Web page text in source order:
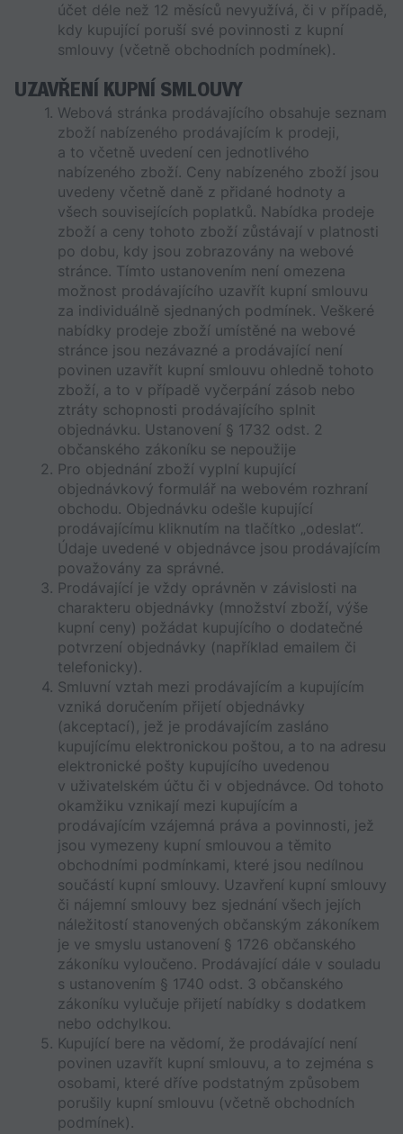
účet déle než 12 měsíců nevyužívá, či v případě,
kdy kupující poruší své povinnosti z kupní
smlouvy (včetně obchodních podmínek).
UZAVŘENÍ KUPNÍ SMLOUVY
Webová stránka prodávajícího obsahuje seznam
zboží nabízeného prodávajícím k prodeji,
a to včetně uvedení cen jednotlivého
nabízeného zboží. Ceny nabízeného zboží jsou
uvedeny včetně daně z přidané hodnoty a
všech souvisejících poplatků. Nabídka prodeje
zboží a ceny tohoto zboží zůstávají v platnosti
po dobu, kdy jsou zobrazovány na webové
stránce. Tímto ustanovením není omezena
možnost prodávajícího uzavřít kupní smlouvu
za individuálně sjednaných podmínek. Veškeré
nabídky prodeje zboží umístěné na webové
stránce jsou nezávazné a prodávající není
povinen uzavřít kupní smlouvu ohledně tohoto
zboží, a to v případě vyčerpání zásob nebo
ztráty schopnosti prodávajícího splnit
objednávku. Ustanovení § 1732 odst. 2
občanského zákoníku se nepoužije
Pro objednání zboží vyplní kupující
objednávkový formulář na webovém rozhraní
obchodu. Objednávku odešle kupující
prodávajícímu kliknutím na tlačítko „odeslat“.
Údaje uvedené v objednávce jsou prodávajícím
považovány za správné.
Prodávající je vždy oprávněn v závislosti na
charakteru objednávky (množství zboží, výše
kupní ceny) požádat kupujícího o dodatečné
potvrzení objednávky (například emailem či
telefonicky).
Smluvní vztah mezi prodávajícím a kupujícím
vzniká doručením přijetí objednávky
(akceptací), jež je prodávajícím zasláno
kupujícímu elektronickou poštou, a to na adresu
elektronické pošty kupujícího uvedenou
v uživatelském účtu či v objednávce. Od tohoto
okamžiku vznikají mezi kupujícím a
prodávajícím vzájemná práva a povinnosti, jež
jsou vymezeny kupní smlouvou a těmito
obchodními podmínkami, které jsou nedílnou
součástí kupní smlouvy. Uzavření kupní smlouvy
či nájemní smlouvy bez sjednání všech jejích
náležitostí stanovených občanským zákoníkem
je ve smyslu ustanovení § 1726 občanského
zákoníku vyloučeno. Prodávající dále v souladu
s ustanovením § 1740 odst. 3 občanského
zákoníku vylučuje přijetí nabídky s dodatkem
nebo odchylkou.
Kupující bere na vědomí, že prodávající není
povinen uzavřít kupní smlouvu, a to zejména s
osobami, které dříve podstatným způsobem
porušily kupní smlouvu (včetně obchodních
podmínek).